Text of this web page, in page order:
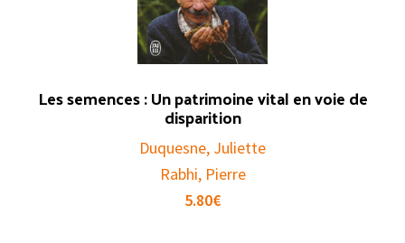
Les semences : Un patrimoine vital en voie de
disparition
Duquesne, Juliette
Rabhi, Pierre
5.80€